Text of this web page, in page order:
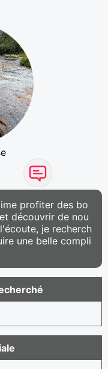
profiter des bo
découvrir de nou
je recherch
une belle compli